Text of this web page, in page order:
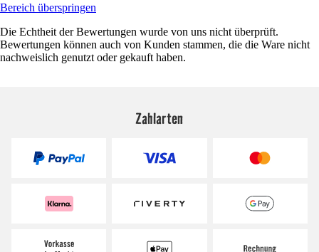
Bereich überspringen
Die Echtheit der Bewertungen wurde von uns nicht überprüft.
Bewertungen können auch von Kunden stammen, die die Ware nicht
nachweislich genutzt oder gekauft haben.
Zahlarten